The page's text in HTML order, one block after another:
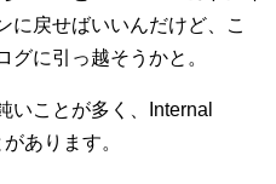
に戻せばいいんだけど、こ
に引っ越そうかと。
いことが多く、Internal
あります。